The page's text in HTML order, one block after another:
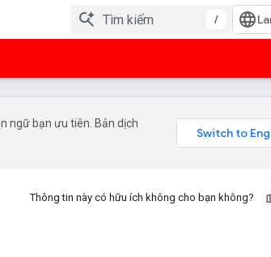
/
ngữ bạn ưu tiên. Bản dịch
Thông tin này có hữu ích không cho bạn không?